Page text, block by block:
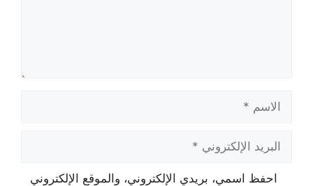
الاسم
البريد
الإلكتروني
احفظ اسمي، بريدي الإلكتروني، والموقع الإلكتروني